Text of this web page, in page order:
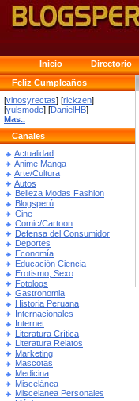
Inicio Directorio
Feliz Cumpleaños
[vinosyrectas] [rickzen]
[yulsmode] [DanielHB]
Mas..
Canales
Actualidad
Anime Manga
Arte/Cultura
Autos
Belleza Modas Fashion
Blogsperú
Cine
Comic/Cartoon
Defensa del Consumidor
Deportes
Economía
Educación Ciencia
Erotismo, Sexo
Fotologs
Gastronomia
Historia Peruana
Internacionales
Internet
Literatura Crítica
Literatura Relatos
Marketing
Mascotas
Medicina
Miscelánea
Miscelanea Personales